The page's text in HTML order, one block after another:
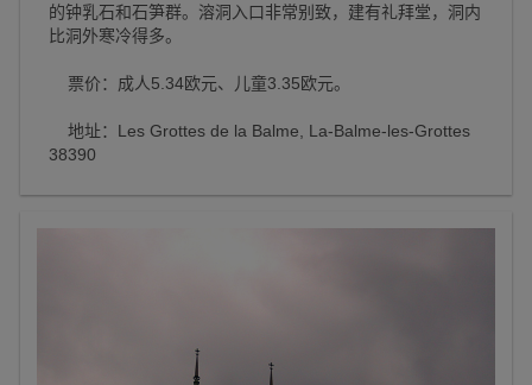
的钟乳石和石笋群。溶洞入口非常别致，建有礼拜堂，洞内
比洞外寒冷得多。
票价：成人5.34欧元、儿童3.35欧元。
地址：Les Grottes de la Balme, La-Balme-les-Grottes
38390